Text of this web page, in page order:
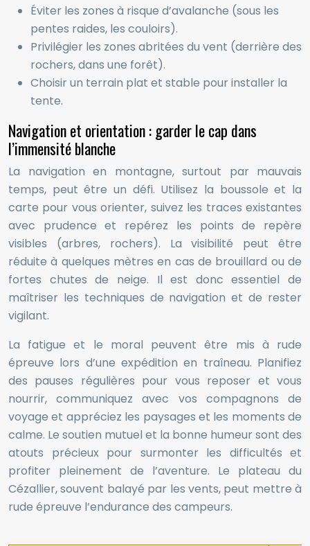
Éviter les zones à risque d’avalanche (sous les
pentes raides, les couloirs).
Privilégier les zones abritées du vent (derrière des
rochers, dans une forêt).
Choisir un terrain plat et stable pour installer la
tente.
Navigation et orientation : garder le cap dans
l’immensité blanche
La navigation en montagne, surtout par mauvais
temps, peut être un défi. Utilisez la boussole et la
carte pour vous orienter, suivez les traces existantes
avec prudence et repérez les points de repère
visibles (arbres, rochers). La visibilité peut être
réduite à quelques mètres en cas de brouillard ou de
fortes chutes de neige. Il est donc essentiel de
maîtriser les techniques de navigation et de rester
vigilant.
La fatigue et le moral peuvent être mis à rude
épreuve lors d’une expédition en traîneau. Planifiez
des pauses régulières pour vous reposer et vous
nourrir, communiquez avec vos compagnons de
voyage et appréciez les paysages et les moments de
calme. Le soutien mutuel et la bonne humeur sont des
atouts précieux pour surmonter les difficultés et
profiter pleinement de l’aventure. Le plateau du
Cézallier, souvent balayé par les vents, peut mettre à
rude épreuve l’endurance des campeurs.